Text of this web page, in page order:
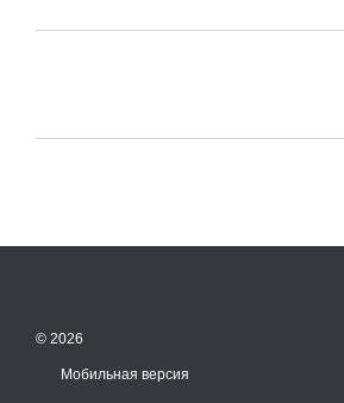
© 2026
Мобильная версия